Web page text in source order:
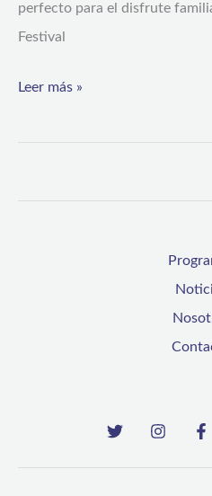
perfecto para el disfrute
Festival
Leer más »